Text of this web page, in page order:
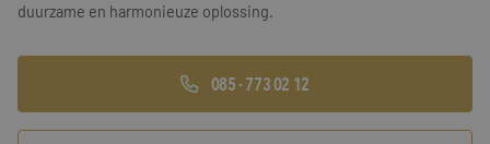
duurzame en harmonieuze oplossing.
085 - 773 02 12